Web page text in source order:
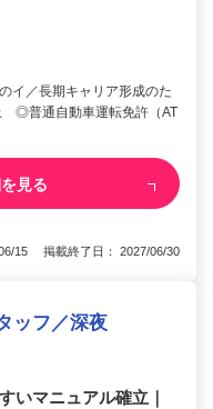
イ／長期キャリア形成のた
◎普通自動車運転免許（AT
見る
15 掲載終了日： 2027/06/30
ッフ／深夜
いマニュアル確立｜